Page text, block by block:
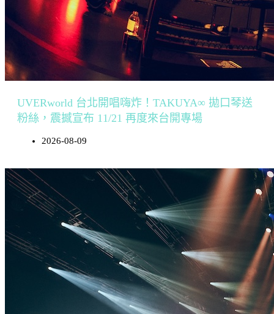
UVERworld 台北開唱嗨炸！TAKUYA∞ 拋口琴送
粉絲，震撼宣布 11/21 再度來台開專場
2026-08-09